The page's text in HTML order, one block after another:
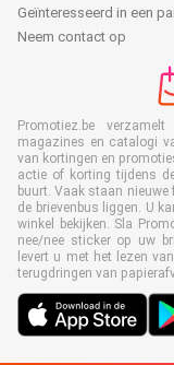
Geïnteresseerd in een
Neem contact op
Promotiez.be
magazines en catalogi
van kortingen en
actie of korting tijdens
buurt. Vaak staan
de brievenbus liggen. U
winkel bekijken. Sla
nee/nee sticker op uw
levert u met het lezen
terugdringen van